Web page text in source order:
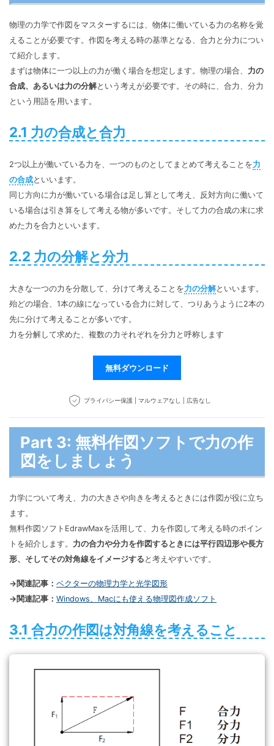
物理の力学で作図をマスターするには、物体に働いている力の名称を覚
えることが必要です。作図を考える時の基準となる、合力と分力につい
て紹介します。
まずは物体に一つ以上の力が働く場合を想定します。物理の場合、 力の
合成、あるいは力の分解という考えが必要です。その時に、合力、分力
という用語を用います。
2.1 力の合成と合力
2つ以上が働いている力を、一つのものとしてまとめて考えることを力
の合成といいます。
同じ方向に力が働いている場合は足し算として考え、反対方向に働いて
いる場合は引き算をして考える物が多いです。そして力の合成の末に求
めた力を合力といいます。
2.2 力の分解と分力
大きな一つの力を分散して、分けて考えることを力の分解といいます。
殆どの場合、1本の線になっている合力に対して、つりあうように2本の
先に分けて考えることが多いです。
力を分解して求めた、複数の力それぞれを分力と呼称します
無料ダウンロード
プライバシー保護 | マルウェアなし | 広告なし
Part 3: 無料作図ソフトで力の作
図をしましょう
力学について考え、力の大きさや向きを考えるときには作図が役に立ち
ます。
無料作図ソフトEdrawMaxを活用して、力を作図して考える時のポイン
トを紹介します。 力の合力や分力を作図するときには平行四辺形や長方
形、そしてその対角線をイメージする と考えやすいです。
→関連記事： ベクターの物理力学と光学図形
→関連記事： Windows、Macにも使える物理図作成ソフト
3.1 合力の作図は対角線を考えること